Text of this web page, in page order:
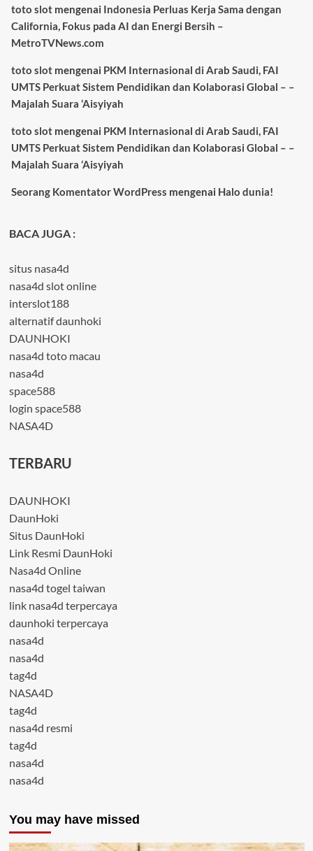
toto slotmengenai Indonesia Perluas Kerja Sama dengan
California, Fokus pada AI dan Energi Bersih –
MetroTVNews.com
toto slotmengenai PKM Internasional di Arab Saudi, FAI
UMTS Perkuat Sistem Pendidikan dan Kolaborasi Global – –
Majalah Suara ‘Aisyiyah
toto slotmengenai PKM Internasional di Arab Saudi, FAI
UMTS Perkuat Sistem Pendidikan dan Kolaborasi Global – –
Majalah Suara ‘Aisyiyah
Seorang Komentator WordPress mengenai Halo dunia!
BACA JUGA :
situs nasa4d
nasa4d slot online
interslot188
alternatif daunhoki
DAUNHOKI
nasa4d toto macau
nasa4d
space588
login space588
NASA4D
TERBARU
DAUNHOKI
DaunHoki
Situs DaunHoki
Link Resmi DaunHoki
Nasa4d Online
nasa4d togel taiwan
link nasa4d terpercaya
daunhoki terpercaya
nasa4d
nasa4d
tag4d
NASA4D
tag4d
nasa4d resmi
tag4d
nasa4d
nasa4d
You may have missed